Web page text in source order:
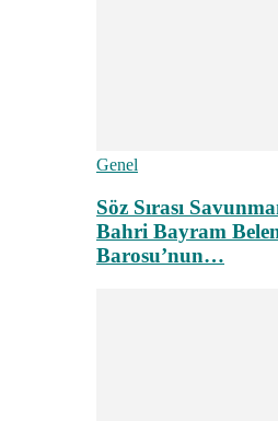
Genel
Söz Sırası
Bahri Bayram
Barosu’nun…